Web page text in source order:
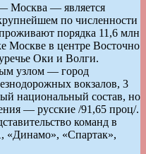
Москва — является
по численности
порядка 11,6 млн
Москве в центре Восточно
Оки и Волги.
узлом — город
вокзалов, 3
национальный состав, но
— русские /91,65 проц/.
команд в
«Спартак»,